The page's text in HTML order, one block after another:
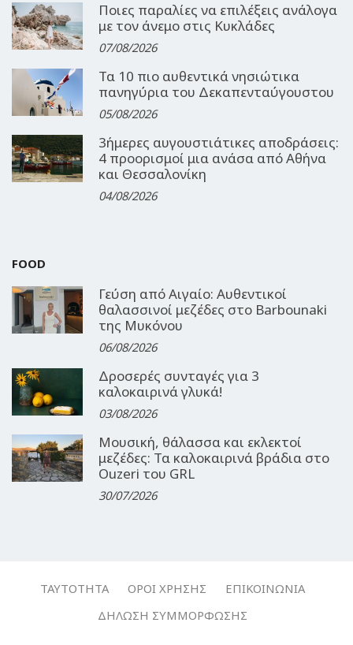
Ποιες παραλίες να επιλέξεις ανάλογα
με τον άνεμο στις Κυκλάδες
07/08/2026
Τα 10 πιο αυθεντικά νησιώτικα
πανηγύρια του Δεκαπενταύγουστου
05/08/2026
3ήμερες αυγουστιάτικες αποδράσεις:
4 προορισμοί μια ανάσα από Αθήνα
και Θεσσαλονίκη
04/08/2026
FOOD
Γεύση από Αιγαίο: Αυθεντικοί
θαλασσινοί μεζέδες στο Barbounaki
της Μυκόνου
06/08/2026
Δροσερές συνταγές για 3
καλοκαιρινά γλυκά!
03/08/2026
Μουσική, θάλασσα και εκλεκτοί
μεζέδες: Τα καλοκαιρινά βράδια στο
Ouzeri του GRL
30/07/2026
ΤΑΥΤΌΤΗΤΑ ΌΡΟΙ ΧΡΉΣΗΣ
ΕΠΙΚΟΙΝΩΝΊΑ
ΔΉΛΩΣΗ ΣΥΜΜΌΡΦΩΣΗΣ